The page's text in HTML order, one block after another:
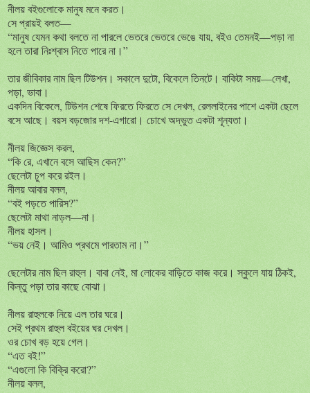
নীলয় বইগুলোকে মানুষ মনে করত।
সে প্রায়ই বলত—
“মানুষ যেমন কথা বলতে না পারলে ভেতরে ভেতরে ভেঙে যায়, বইও তেমনই—পড়া না
হলে তারা নিঃশ্বাস নিতে পারে না।”
তার জীবিকার নাম ছিল টিউশন। সকালে দুটো, বিকেলে তিনটে। বাকিটা সময়—লেখা,
পড়া, ভাবা।
একদিন বিকেলে, টিউশন শেষে ফিরতে ফিরতে সে দেখল, রেললাইনের পাশে একটা ছেলে
বসে আছে। বয়স বড়জোর দশ-এগারো। চোখে অদ্ভুত একটা শূন্যতা।
নীলয় জিজ্ঞেস করল,
“কি রে, এখানে বসে আছিস কেন?”
ছেলেটা চুপ করে রইল।
নীলয় আবার বলল,
“বই পড়তে পারিস?”
ছেলেটা মাথা নাড়ল—না।
নীলয় হাসল।
“ভয় নেই। আমিও প্রথমে পারতাম না।”
ছেলেটার নাম ছিল রাহুল। বাবা নেই, মা লোকের বাড়িতে কাজ করে। স্কুলে যায় ঠিকই,
কিন্তু পড়া তার কাছে বোঝা।
নীলয় রাহুলকে নিয়ে এল তার ঘরে।
সেই প্রথম রাহুল বইয়ের ঘর দেখল।
ওর চোখ বড় হয়ে গেল।
“এত বই!”
“এগুলো কি বিক্রি করো?”
নীলয় বলল,